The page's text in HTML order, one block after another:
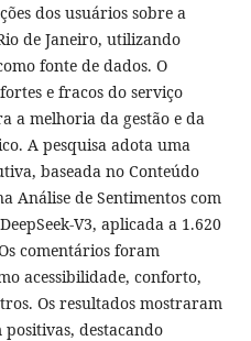
dos usuários sobre a
de Janeiro, utilizando
fonte de dados. O
e fracos do serviço
a melhoria da gestão e da
A pesquisa adota uma
baseada no Conteúdo
Análise de Sentimentos com
V3, aplicada a 1.620
comentários foram
acessibilidade, conforto,
Os resultados mostraram
destacando